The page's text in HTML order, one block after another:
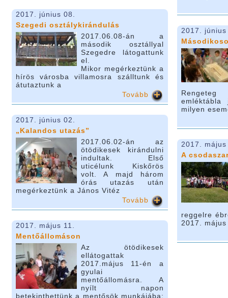
2017. június 08.
Szegedi osztálykirándulás
2017.06.08-án a
második osztállyal
Szegedre látogattunk
el.
Mikor megérkeztünk a
hírös városba villamosra szálltunk és
átutaztunk a
Tovább
2017. június 02.
„Kalandos utazás”
2017.06.02-án az
ötödikesek kirándulni
indultak. Első
uticélunk Kiskőrös
volt. A majd három
órás utazás után
megérkeztünk a János Vitéz
Tovább
2017. május 11.
Mentőállomáson
Az ötödikesek
ellátogattak
2017.május 11-én a
gyulai
mentőállomásra. A
nyílt napon
betekinthettünk a mentősök munkájába:
2017.
emléktábla
milyen
2017.
A
reggelre
2017.